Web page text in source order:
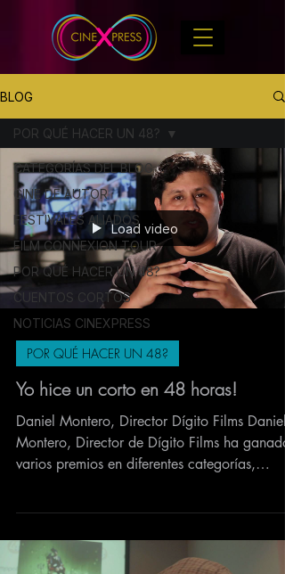
BLOG
CATEGORÍAS DEL BLOG
CINE DE AUTOR
FESTIVALES ALIADOS
FILM CONNEXION TOUR
POR QUÉ HACER UN 48?
CUENTOS CORTOS
NOTICIAS CINEXPRESS
POR QUÉ HACER UN 48?
Load video
POR QUÉ HACER UN 48?
Yo hice un corto en 48 horas!
Daniel Montero, Director Dígito Films Daniel
Montero, Director de Dígito Films ha ganado
varios premios en diferentes categorías,